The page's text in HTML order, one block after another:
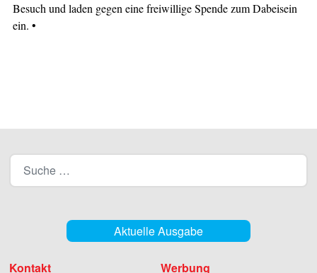
Besuch und laden gegen eine freiwillige Spende zum Dabeisein
ein. •
Aktuelle Ausgabe
Kontakt
Werbung